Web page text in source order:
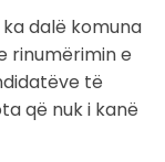
dalë komuna
rinumërimin e
të
që nuk i kanë